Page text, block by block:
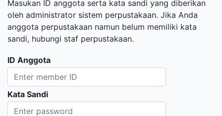
Masukan ID anggota serta kata sandi yang diberikan
oleh administrator sistem perpustakaan. Jika Anda
anggota perpustakaan namun belum memiliki kata
sandi, hubungi staf perpustakaan.
ID Anggota
Kata Sandi